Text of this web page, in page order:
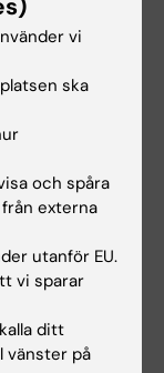
redovisning,
i
utförs
vid
vi
ska
och spåra
externa
utanför EU.
vi sparar
ditt
vänster på